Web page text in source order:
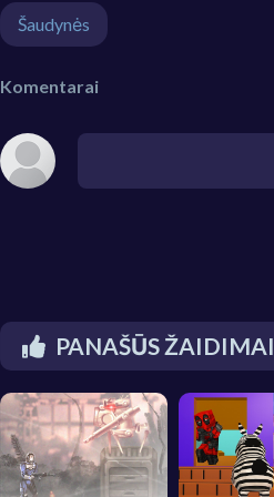
Šaudynės
Komentarai
PANAŠŪS ŽAIDIMAI